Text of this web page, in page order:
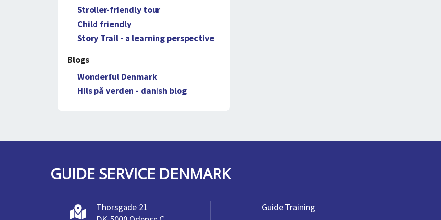
Stroller-friendly tour
Child friendly
Story Trail - a learning perspective
Blogs
Wonderful Denmark
Hils på verden - danish blog
GUIDE SERVICE DENMARK
Thorsgade 21
Guide Training